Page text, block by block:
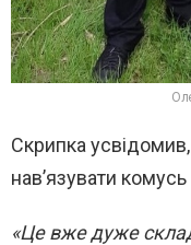
Скрипка
нав’язувати
«Це вже дуже